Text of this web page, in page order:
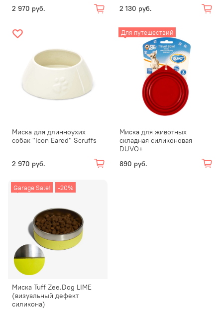
2 970 руб.
2 130 руб.
Миска для длинноухих
собак "Icon Eared" Scruffs
2 970 руб.
Для путешествий
Миска для животных
складная силиконовая
DUVO+
890 руб.
Garage Sale! -20%
Миска Tuff Zee.Dog LIME
(визуальный дефект
силикона)